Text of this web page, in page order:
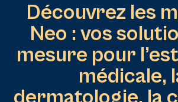
Découvrez les
Neo : vos
mesure pour
médicale,